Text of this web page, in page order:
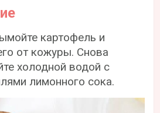
картофель и
от кожуры. Снова
холодной водой с
лимонного сока.